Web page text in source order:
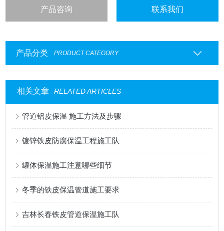
产品咨询 联系我们
产品分类 PRODUCT CATEGORY
相关文章 RELATED ARTICLES
管道铝皮保温 施工方法及步骤
镀锌铁皮防腐保温工程施工队
罐体保温施工注意哪些细节
冬季的铁皮保温管道施工要求
吉林长春铁皮管道保温施工队